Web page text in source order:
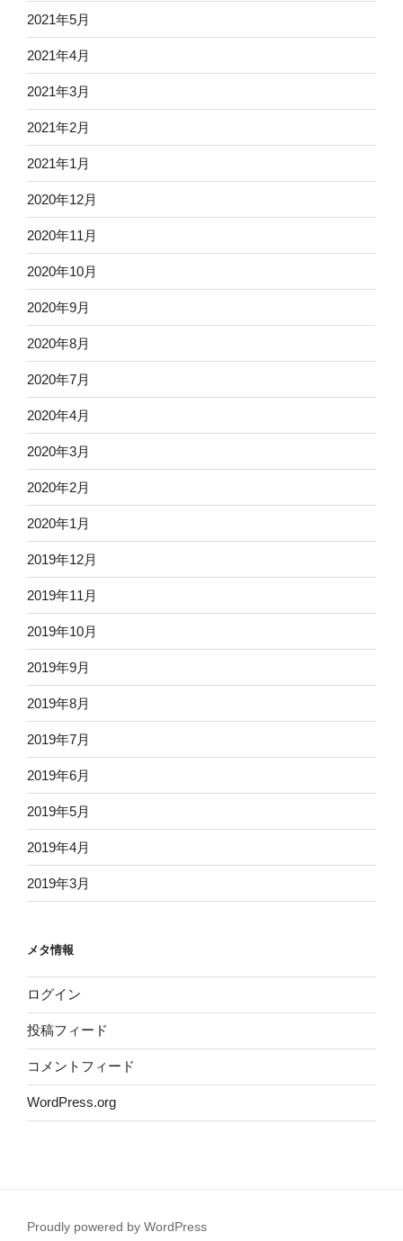
2021年5月
2021年4月
2021年3月
2021年2月
2021年1月
2020年12月
2020年11月
2020年10月
2020年9月
2020年8月
2020年7月
2020年4月
2020年3月
2020年2月
2020年1月
2019年12月
2019年11月
2019年10月
2019年9月
2019年8月
2019年7月
2019年6月
2019年5月
2019年4月
2019年3月
メタ情報
ログイン
投稿フィード
コメントフィード
WordPress.org
Proudly powered by WordPress